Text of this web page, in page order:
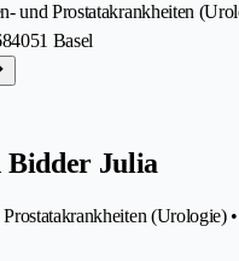
und Prostatakrankheiten
4051 Basel
Bidder Julia
(Urologie)